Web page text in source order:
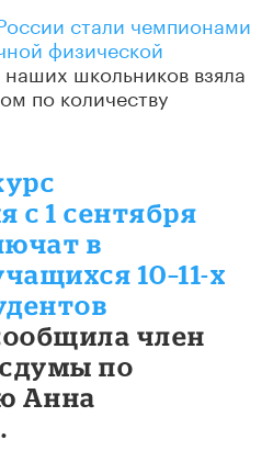
стали чемпионами
физической
школьников взяла
по количеству
с 1 сентября
в
10–11-х
член
по
Анна